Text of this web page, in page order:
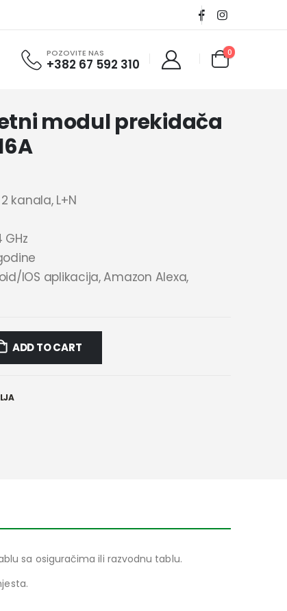
POZOVITE NAS
+382 67 592 310
0
modul prekidača
kanala, L+N
IOS aplikacija, Amazon Alexa,
ADD TO CART
sa osiguračima ili razvodnu tablu.